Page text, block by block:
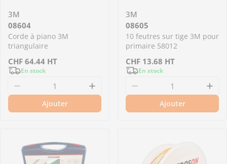
3M
08604
Corde à piano 3M
triangulaire
Prix
régulier
CHF 64.44 HT
En stock
Diminuer la quantité pour 08604 - Corde à
Augmenter la quantité pour
Ajouter
3M
08605
10 feutres sur tige 3M pour
primaire 58012
Prix
régulier
CHF 13.68 HT
En stock
Diminuer la
Ajouter